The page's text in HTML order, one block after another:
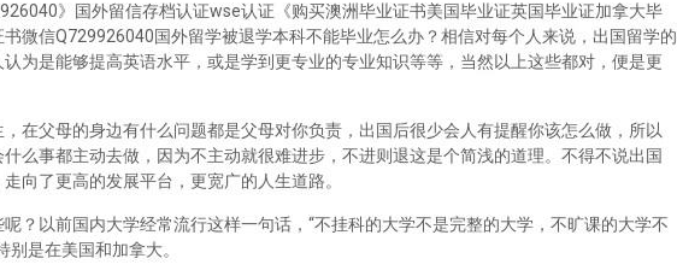
》国外留信存档认证wse认证《购买澳洲毕业证书美国毕业证英国毕业证加拿大毕
微信Q729926040国外留学被退学本科不能毕业怎么办？相信对每个人来说，出国留学的
为是能够提高英语水平，或是学到更专业的专业知识等等，当然以上这些都对，便是更
在父母的身边有什么问题都是父母对你负责，出国后很少会人有提醒你该怎么做，所以
么事都主动去做，因为不主动就很难进步，不进则退这是个简浅的道理。不得不说出国
向了更高的发展平台，更宽广的人生道路。
？以前国内大学经常流行这样一句话，“不挂科的大学不是完整的大学，不旷课的大学不
是在美国和加拿大。